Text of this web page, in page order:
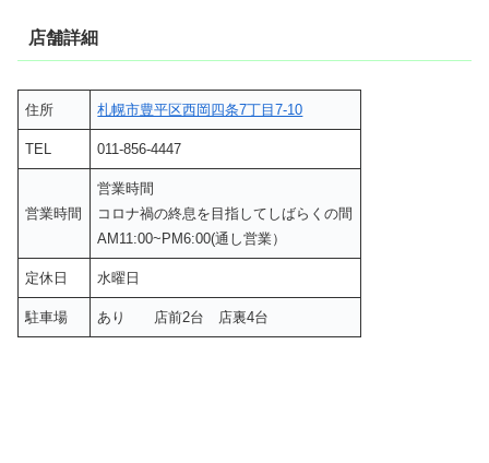
店舗詳細
住所 札幌市豊平区西岡四条7丁目7-10
TEL 011-856-4447
営業時間
営業時間
コロナ禍の終息を目指してしばらくの間
AM11:00~PM6:00(通し営業）
定休日 水曜日
駐車場 あり 店前2台 店裏4台